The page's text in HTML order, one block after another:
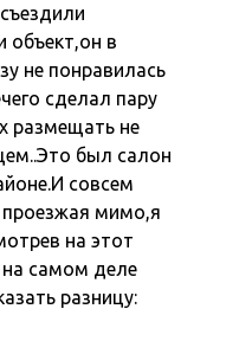
объект,он в
не понравилась
сделал пару
размещать не
был салон
совсем
мимо,я
на этот
самом деле
разницу: